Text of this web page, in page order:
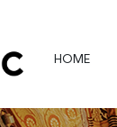
HOME